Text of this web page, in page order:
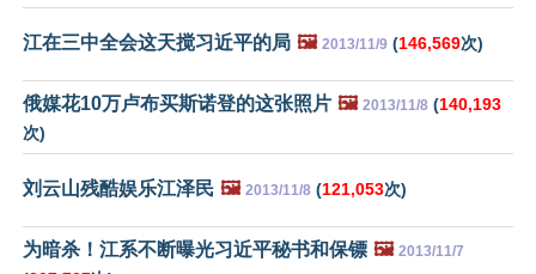
江在三中全会这天搅习近平的局 🖼️ 2013/11/9 (146,569次)
俄媒花10万卢布买斯诺登的这张照片 🖼️ 2013/11/8 (140,193
次)
刘云山残酷娱乐江泽民 🖼️ 2013/11/8 (121,053次)
为暗杀！江系不断曝光习近平秘书和保镖 🖼️ 2013/11/7